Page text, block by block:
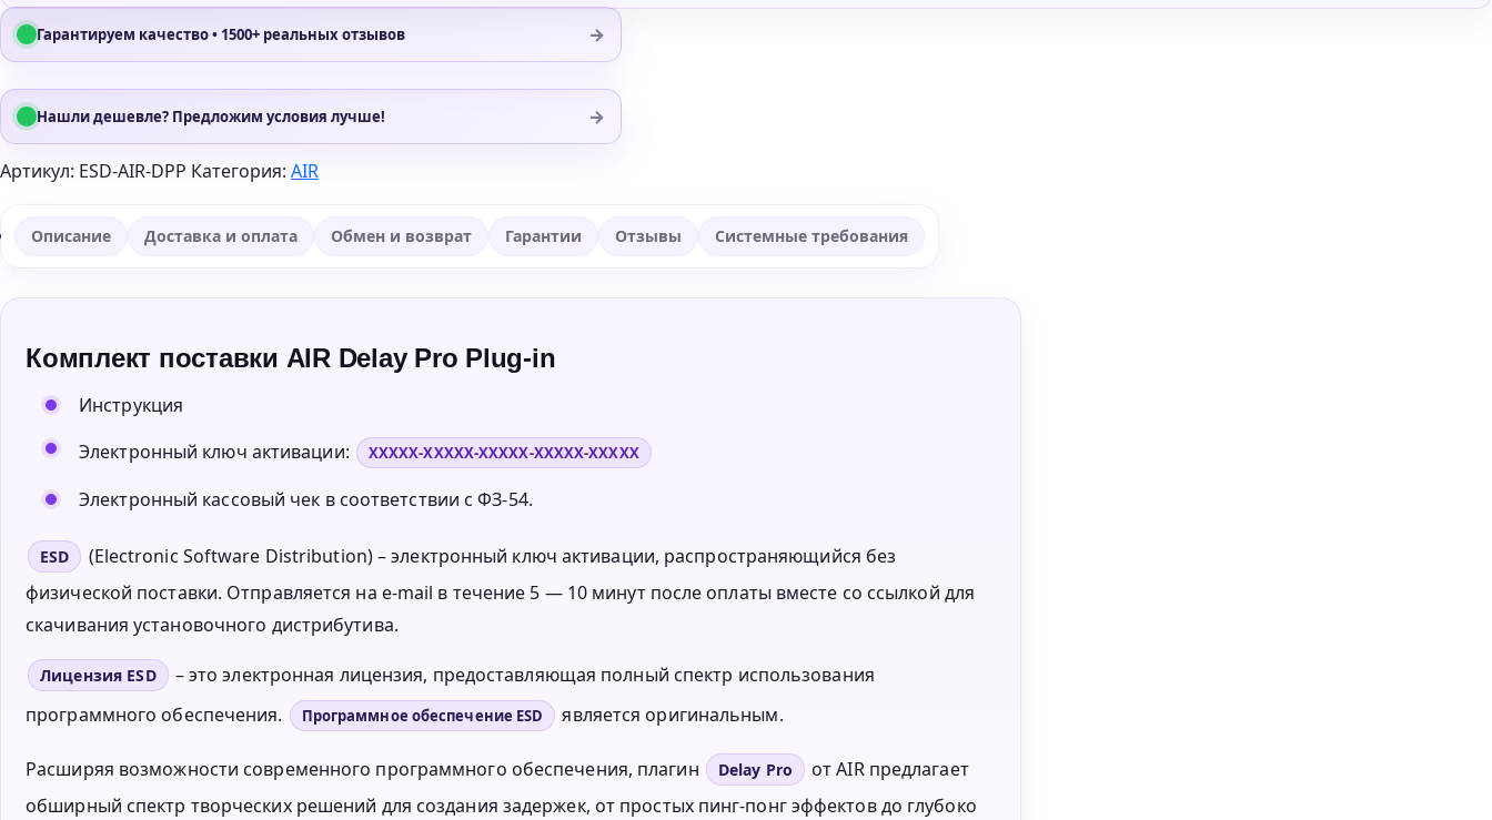
Гарантируем качество • 1500+ реальных отзывов →
Нашли дешевле? Предложим условия лучше! →
Артикул: ESD-AIR-DPP Категория: AIR
Описание Доставка и оплата Обмен и возврат Гарантии Отзывы Системные требования
Комплект поставки AIR Delay Pro Plug-in
Инструкция
Электронный ключ активации:
XXXXX-XXXXX-XXXXX-XXXXX-XXXXX
Электронный кассовый чек в соответствии с ФЗ-54.
ESD
(Electronic Software Distribution) – электронный ключ активации, распространяющийся без
физической поставки. Отправляется на e-mail в течение 5 — 10 минут после оплаты вместе со ссылкой для
скачивания установочного дистрибутива.
Лицензия ESD
– это электронная лицензия, предоставляющая полный спектр использования
программного обеспечения.
Программное обеспечение ESD является оригинальным.
Расширяя возможности современного программного обеспечения, плагин Delay Pro
от AIR предлагает
обширный спектр творческих решений для создания задержек, от простых пинг-понг эффектов до глубоко